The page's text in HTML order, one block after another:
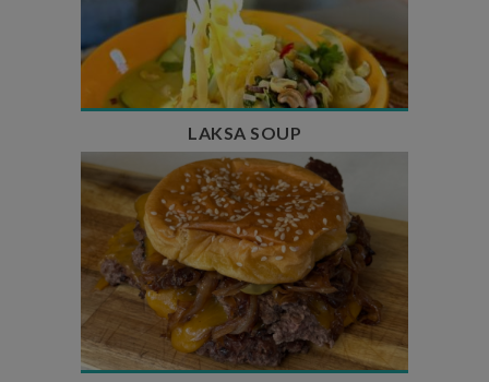
Temps de préparation : 40 min
Temps de cuisson : 25 min
Nombre de couverts : 4
LAKSA SOUP
Temps de préparation : 20 min
Temps de cuisson : 5 à 10 min
Nombre de couverts : 4